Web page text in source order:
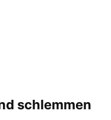
schlemmen